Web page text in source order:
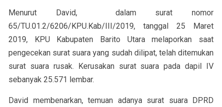
Menurut David, dalam surat nomor
65/TU.01.2/6206/KPU.Kab/III/2019, tanggal 25 Maret
2019, KPU Kabupaten Barito Utara melaporkan saat
pengecekan surat suara yang sudah dilipat, telah ditemukan
surat suara rusak. Kerusakan surat suara pada dapil IV
sebanyak 25.571 lembar.
David membenarkan, temuan adanya surat suara DPRD